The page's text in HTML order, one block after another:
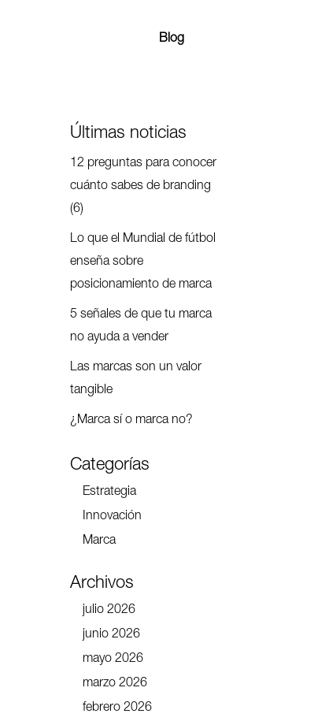
Blog
Últimas noticias
12 preguntas para conocer
cuánto sabes de branding
(6)
Lo que el Mundial de fútbol
enseña sobre
posicionamiento de marca
5 señales de que tu marca
no ayuda a vender
Las marcas son un valor
tangible
¿Marca sí o marca no?
Categorías
Estrategia
Innovación
Marca
Archivos
julio 2026
junio 2026
mayo 2026
marzo 2026
febrero 2026